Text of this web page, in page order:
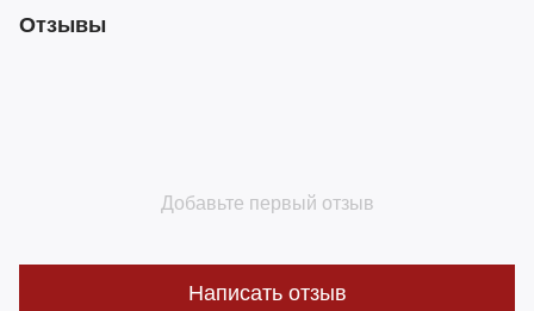
Отзывы
Добавьте первый отзыв
Написать отзыв